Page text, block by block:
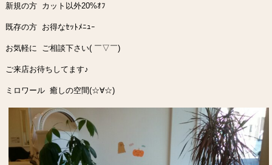
新規の方 カット以外20%ｵﾌ
既存の方 お得なｾｯﾄﾒﾆｭｰ
お気軽に ご相談下さい( ￣▽￣)
ご来店お待ちしてます♪
ミロワール 癒しの空間(☆∀☆)